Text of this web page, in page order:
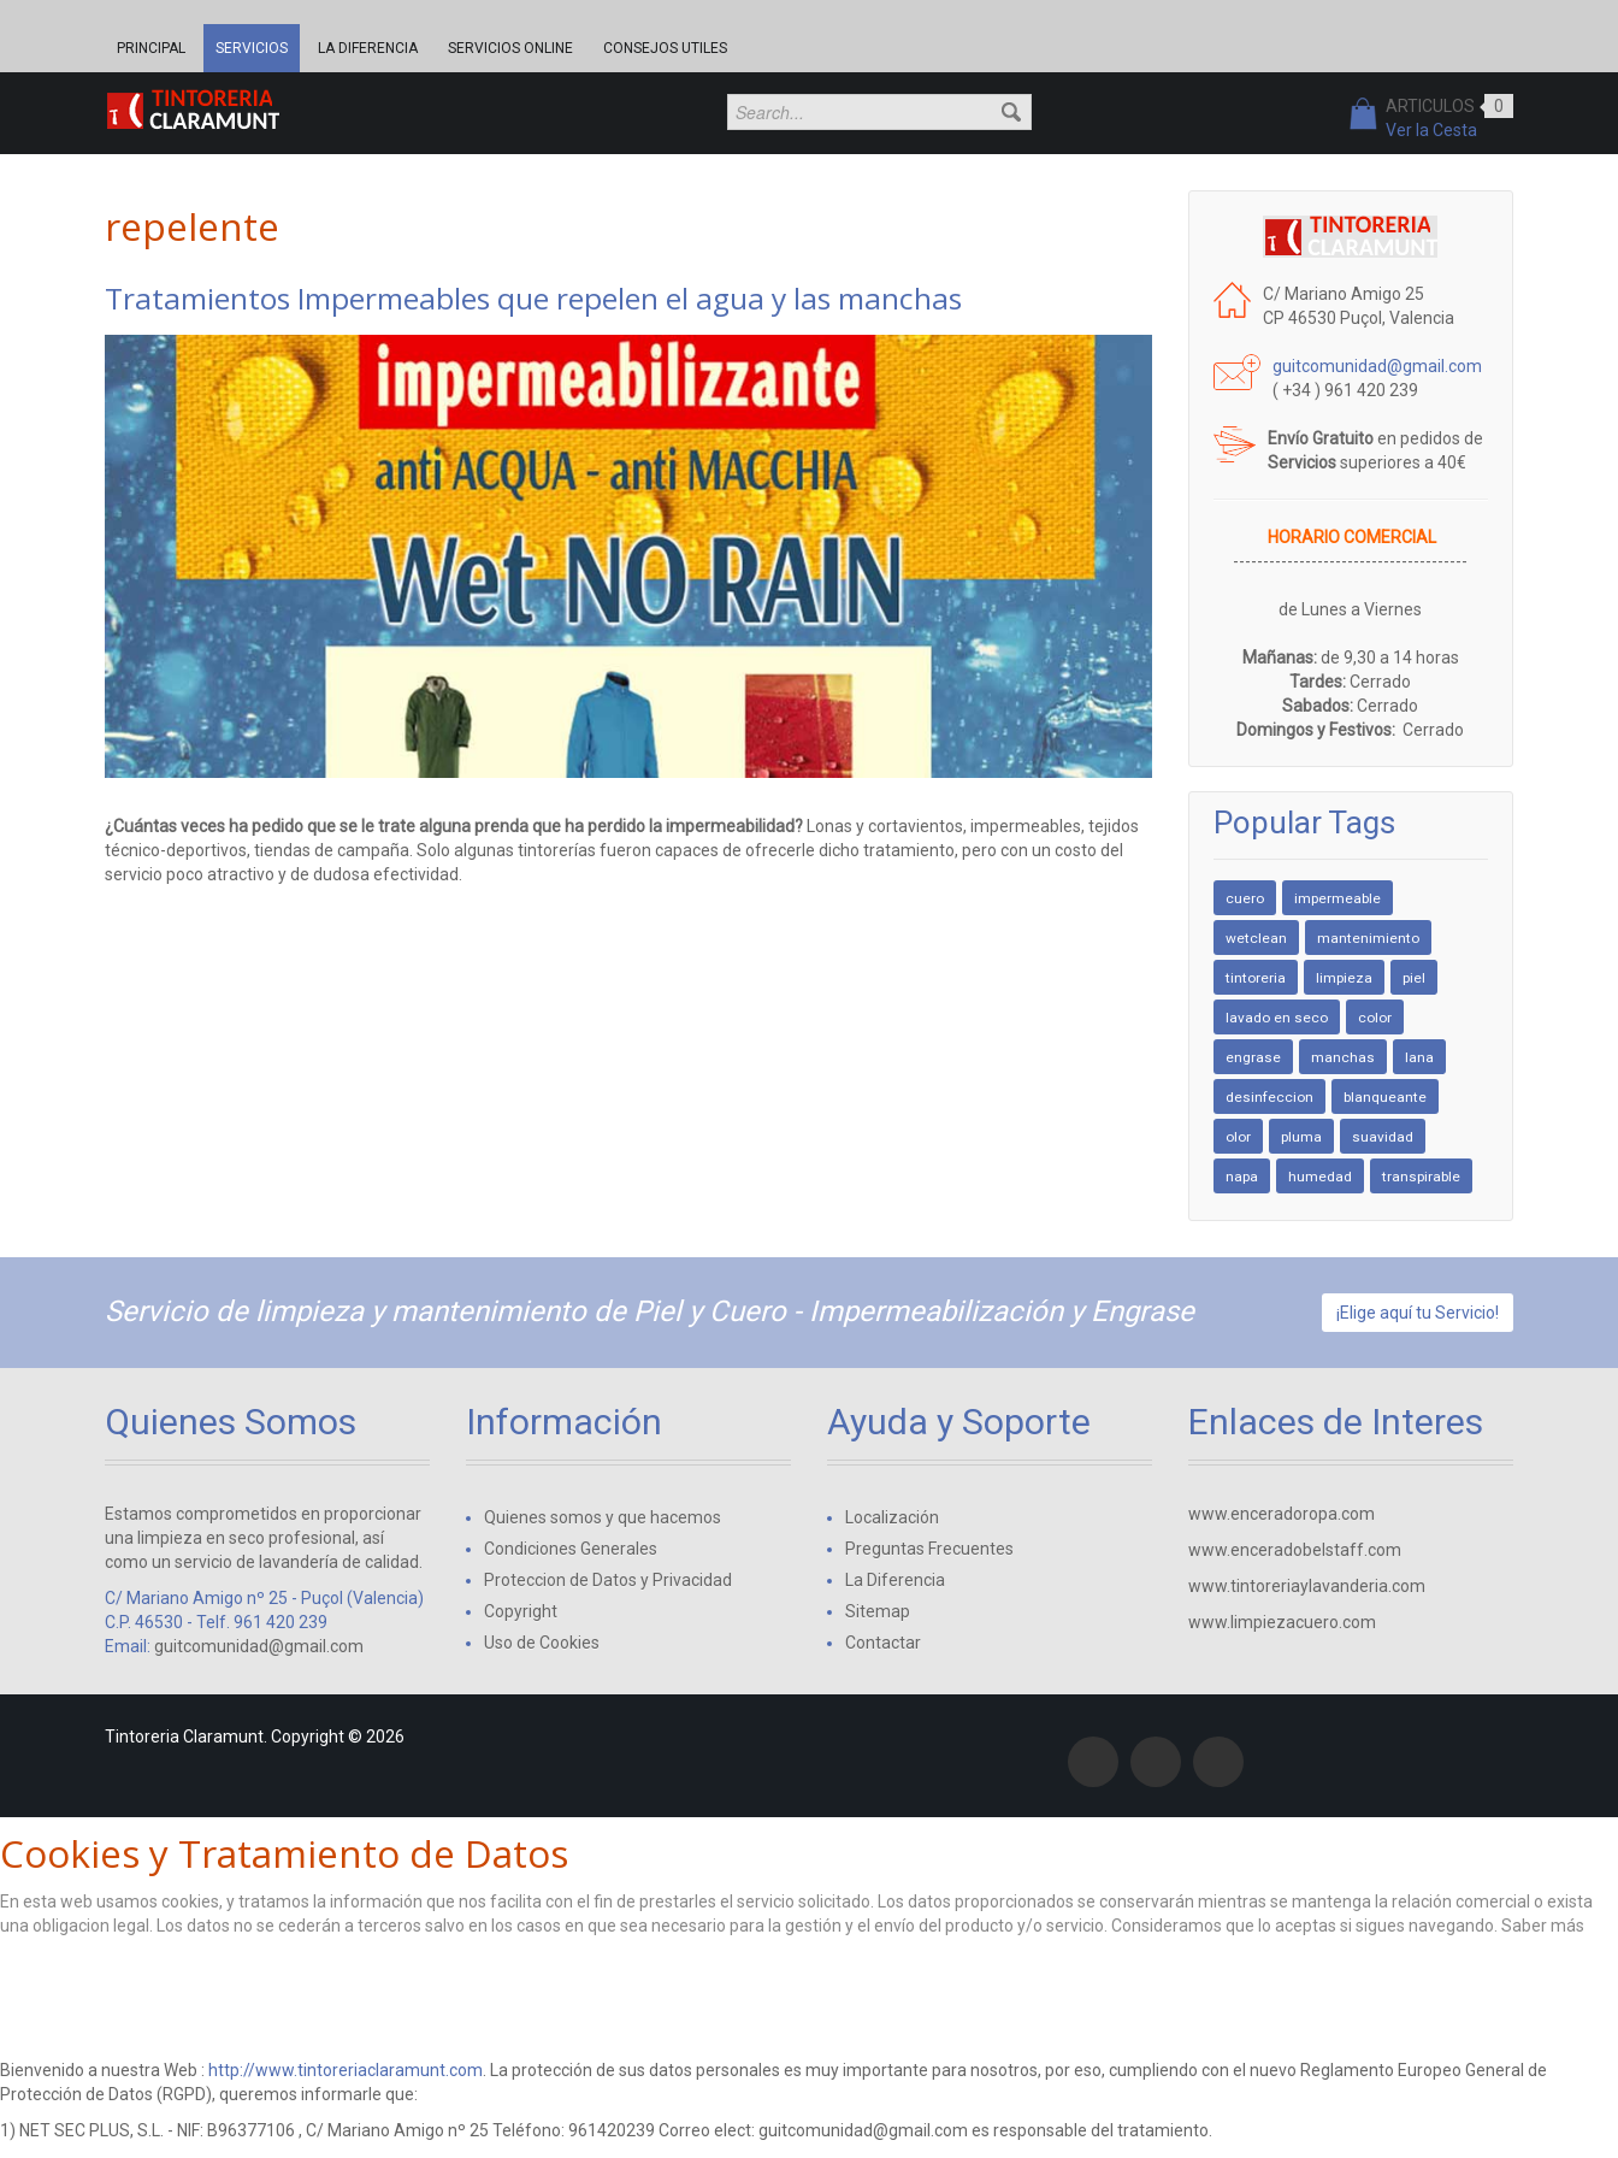
PRINCIPAL SERVICIOS LA DIFERENCIA SERVICIOS ONLINE CONSEJOS UTILES
ARTICULOS
0
Ver la Cesta
repelente
Tratamientos Impermeables que repelen el agua y las manchas
¿Cuántas veces ha pedido que se le trate alguna prenda que ha perdido la impermeabilidad? Lonas y cortavientos, impermeables, tejidos
técnico-deportivos, tiendas de campaña. Solo algunas tintorerías fueron capaces de ofrecerle dicho tratamiento, pero con un costo del
servicio poco atractivo y de dudosa efectividad.
C/ Mariano Amigo 25
CP 46530 Puçol, Valencia
guitcomunidad@gmail.com
( +34 ) 961 420 239
Envío Gratuitoen pedidos de
Serviciossuperiores a 40€
HORARIO COMERCIAL
---------------------------------------
de Lunes a Viernes
Mañanas:de 9,30 a 14 horas
Tardes:Cerrado
Sabados:Cerrado
Domingos y Festivos: Cerrado
Popular Tags
cuero impermeable
wetclean mantenimiento
tintoreria limpieza piel
lavado en seco color
engrase manchas lana
desinfeccion blanqueante
olor pluma suavidad
napa humedad transpirable
Servicio de limpieza y mantenimiento de Piel y Cuero - Impermeabilización y Engrase ¡Elige aquí tu Servicio!
Quienes Somos
Estamos comprometidos en proporcionar
una limpieza en seco profesional, así
como un servicio de lavandería de calidad.
C/ Mariano Amigo nº 25 - Puçol (Valencia)
C.P. 46530 - Telf. 961 420 239
Email: guitcomunidad@gmail.com
Información
Quienes somos y que hacemos
Condiciones Generales
Proteccion de Datos y Privacidad
Copyright
Uso de Cookies
Ayuda y Soporte
Localización
Preguntas Frecuentes
La Diferencia
Sitemap
Contactar
Enlaces de Interes
www.enceradoropa.com
www.enceradobelstaff.com
www.tintoreriaylavanderia.com
www.limpiezacuero.com
Tintoreria Claramunt. Copyright © 2026
Cookies y Tratamiento de Datos
En esta web usamos cookies, y tratamos la información que nos facilita con el fin de prestarles el servicio solicitado. Los datos proporcionados se conservarán mientras se mantenga la relación comercial o exista
una obligacion legal. Los datos no se cederán a terceros salvo en los casos en que sea necesario para la gestión y el envío del producto y/o servicio. Consideramos que lo aceptas si sigues navegando. Saber más
Bienvenido a nuestra Web : http://www.tintoreriaclaramunt.com . La protección de sus datos personales es muy importante para nosotros, por eso, cumpliendo con el nuevo Reglamento Europeo General de
Protección de Datos (RGPD), queremos informarle que:
1) NET SEC PLUS, S.L. - NIF: B96377106 , C/ Mariano Amigo nº 25 Teléfono: 961420239 Correo elect: guitcomunidad@gmail.com es responsable del tratamiento.